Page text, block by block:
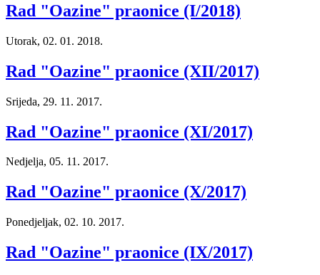
Rad "Oazine" praonice (I/2018)
Utorak, 02. 01. 2018.
Rad "Oazine" praonice (XII/2017)
Srijeda, 29. 11. 2017.
Rad "Oazine" praonice (XI/2017)
Nedjelja, 05. 11. 2017.
Rad "Oazine" praonice (X/2017)
Ponedjeljak, 02. 10. 2017.
Rad "Oazine" praonice (IX/2017)